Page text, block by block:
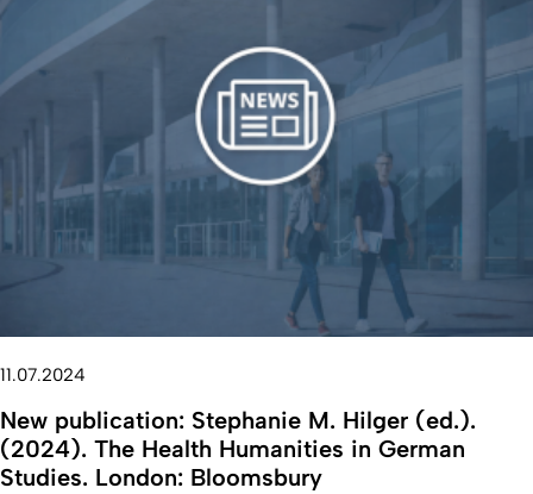
11.07.2024
New publication: Stephanie M. Hilger (ed.).
(2024). The Health Humanities in German
Studies. London: Bloomsbury